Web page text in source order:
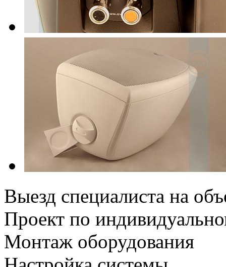
Выезд специалиста на
Проект по
Монтаж оборудования